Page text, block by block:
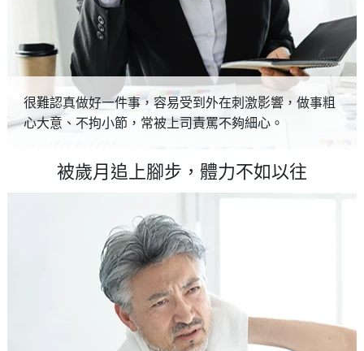
很難認真做好一件事，容易受到外在刺激影響，做事粗
心大意、不拘小節，常被上司責罵不夠細心。
被歲月追上腳步，體力不如以往